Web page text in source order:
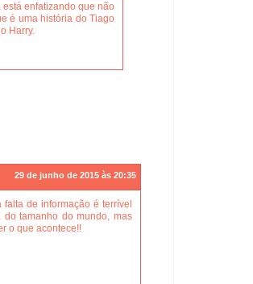
está enfatizando que não
é uma história do Tiago
Harry.
29 de junho de 2015 às 20:35
de informação é terrível
tamanho do mundo, mas
o que acontece!!